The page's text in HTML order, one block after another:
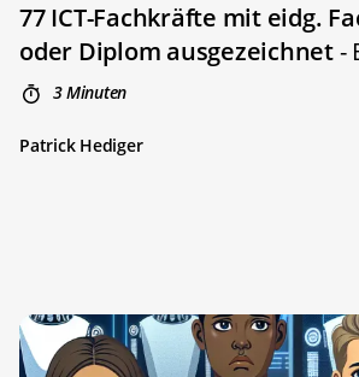
77 ICT-Fachkräfte mit eidg.
oder Diplom ausgezeichnet-
3 Minuten
Patrick Hediger